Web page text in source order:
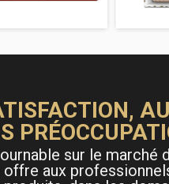
sur le marché
aux